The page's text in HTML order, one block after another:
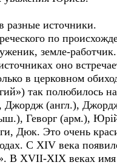
разные источники.
по
земле-
оно
в церковном
так полюбилось
Джордж (англ.),
Геворг (арм.),
Дюк. Это очень
С XIV века
XVII-XIX веках имя